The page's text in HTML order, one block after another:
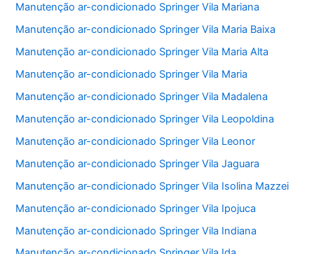
Manutenção ar-condicionado Springer Vila Mariana
Manutenção ar-condicionado Springer Vila Maria Baixa
Manutenção ar-condicionado Springer Vila Maria Alta
Manutenção ar-condicionado Springer Vila Maria
Manutenção ar-condicionado Springer Vila Madalena
Manutenção ar-condicionado Springer Vila Leopoldina
Manutenção ar-condicionado Springer Vila Leonor
Manutenção ar-condicionado Springer Vila Jaguara
Manutenção ar-condicionado Springer Vila Isolina Mazzei
Manutenção ar-condicionado Springer Vila Ipojuca
Manutenção ar-condicionado Springer Vila Indiana